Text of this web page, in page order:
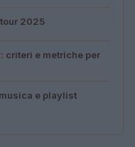
2025
criteri e metriche per
e playlist